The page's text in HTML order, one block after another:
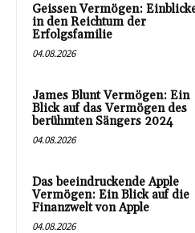
Geissen Vermögen:
in den Reichtum der
Erfolgsfamilie
04.08.2026
James Blunt Vermögen: Ein
Blick auf das Vermögen des
berühmten Sängers 2024
04.08.2026
Das beeindruckende Apple
Vermögen: Ein Blick auf die
Finanzwelt von Apple
04.08.2026